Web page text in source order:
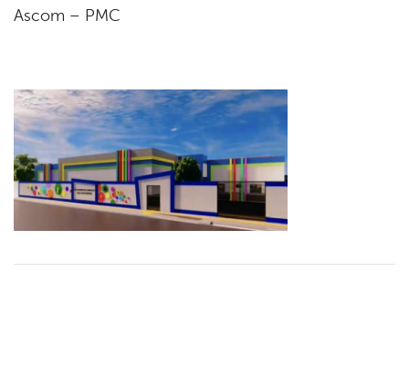
Ascom – PMC